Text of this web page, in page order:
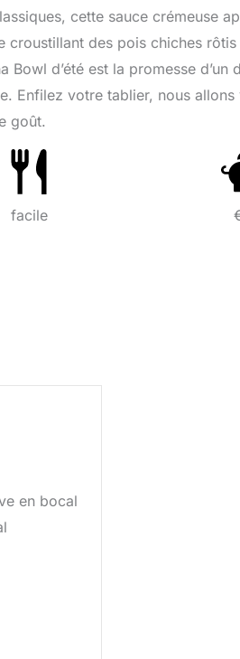
cette sauce crémeuse
croustillant des pois chiches rôtis
Bowl d’été est la promesse d’un
Enfilez votre tablier, nous allons
goût.
facile
en bocal